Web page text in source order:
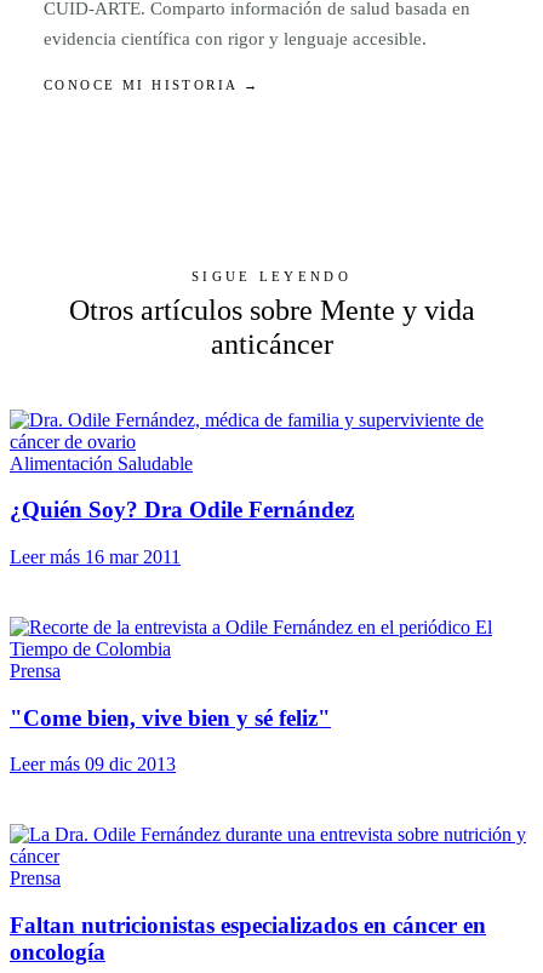
CUID-ARTE. Comparto información de salud basada en
evidencia científica con rigor y lenguaje accesible.
CONOCE MI HISTORIA →
SIGUE LEYENDO
Otros artículos sobre Mente y vida
anticáncer
Alimentación Saludable
¿Quién Soy? Dra Odile Fernández
Leer más 16 mar 2011
Prensa
"Come bien, vive bien y sé feliz"
Leer más 09 dic 2013
Prensa
Faltan nutricionistas especializados en cáncer en
oncología